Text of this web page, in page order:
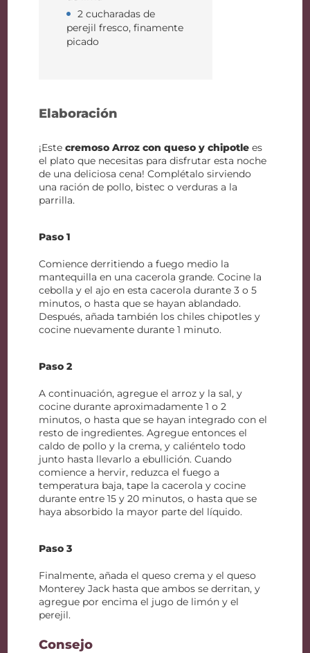
2 cucharadas de
perejil fresco, finamente
picado
Elaboración
¡Estecremoso Arroz con queso y chipotle es
el plato que necesitas para disfrutar esta noche
de una deliciosa cena! Complétalo sirviendo
una ración de pollo, bistec o verduras a la
parrilla.
Paso 1
Comience derritiendo a fuego medio la
mantequilla en una cacerola grande. Cocine la
cebolla y el ajo en esta cacerola durante 3 o 5
minutos, o hasta que se hayan ablandado.
Después, añada también los chiles chipotles y
cocine nuevamente durante 1 minuto.
Paso 2
A continuación, agregue el arroz y la sal, y
cocine durante aproximadamente 1 o 2
minutos, o hasta que se hayan integrado con el
resto de ingredientes. Agregue entonces el
caldo de pollo y la crema, y caliéntelo todo
junto hasta llevarlo a ebullición. Cuando
comience a hervir, reduzca el fuego a
temperatura baja, tape la cacerola y cocine
durante entre 15 y 20 minutos, o hasta que se
haya absorbido la mayor parte del líquido.
Paso 3
Finalmente, añada el queso crema y el queso
Monterey Jack hasta que ambos se derritan, y
agregue por encima el jugo de limón y el
perejil.
Consejo